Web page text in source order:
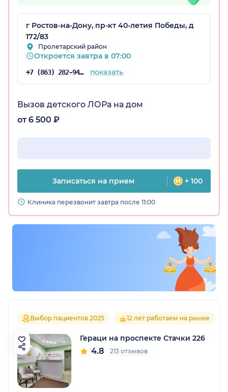
г Ростов-на-Дону, пр-кт 40-летия Победы, д
172/83
Пролетарский район
Откроется завтра в 07:00
+7 (863) 282-94-43 показать
Вызов детского ЛОРа на дом
от 6 500 ₽
Записаться на прием + 100
Клиника перезвонит завтра после 11:00
Выбор пациентов 2025 12 лет работаем на рынке
Гераци на проспекте Стачки 226
4.8 213 отзывов